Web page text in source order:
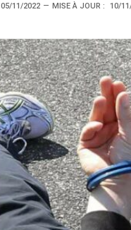
05/11/2022 MISE À JOUR : 10/